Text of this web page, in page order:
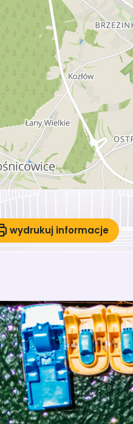
wydrukuj informacje